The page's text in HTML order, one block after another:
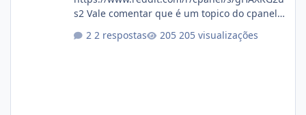
s2 Vale comentar que é um topico do cpanel...
2 respostas 205 visualizações